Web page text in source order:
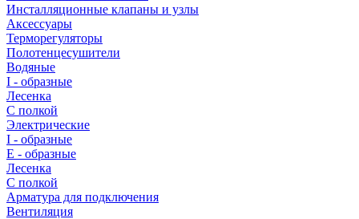
Инсталляционные клапаны и узлы
Аксессуары
Терморегуляторы
Полотенцесушители
Водяные
I - образные
Лесенка
С полкой
Электрические
I - образные
E - образные
Лесенка
С полкой
Арматура для подключения
Вентиляция